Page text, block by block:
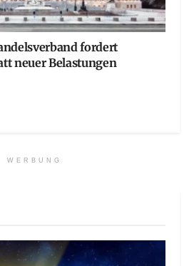
fordert
neuer Belastungen
WERBUNG